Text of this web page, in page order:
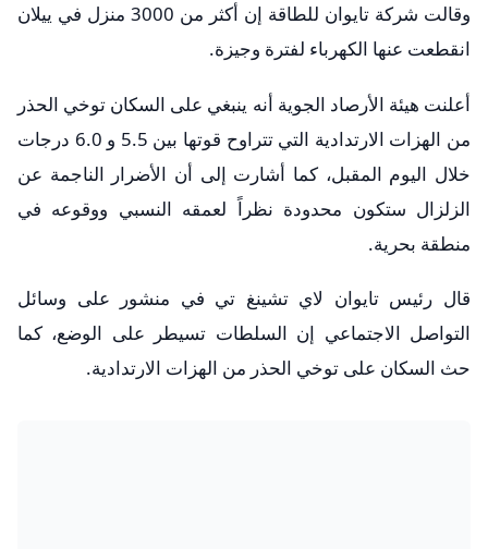
وقالت شركة تايوان للطاقة إن أكثر من 3000 منزل في ييلان
انقطعت عنها الكهرباء لفترة وجيزة.
أعلنت هيئة الأرصاد الجوية أنه ينبغي على السكان توخي الحذر
من الهزات الارتدادية التي تتراوح قوتها بين 5.5 و 6.0 درجات
خلال اليوم المقبل، كما أشارت إلى أن الأضرار الناجمة عن
الزلزال ستكون محدودة نظراً لعمقه النسبي ووقوعه في
منطقة بحرية.
قال رئيس تايوان لاي تشينغ تي في منشور على وسائل
التواصل الاجتماعي إن السلطات تسيطر على الوضع، كما
حث السكان على توخي الحذر من الهزات الارتدادية.